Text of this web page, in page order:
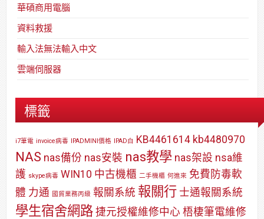
華碩商用電腦
資料救援
輸入法無法輸入中文
雲端伺服器
標籤
i7筆電 invoice病毒 IPADMINI價格 IPAD白 KB4461614 kb4480970
NAS nas備份 nas安裝 nas教學 nas架設 nsa維
護 skype病毒 WIN10 中古機櫃 二手機櫃 何進來 免費防毒軟
體 力通 國貿業務丙級 報關系統 報關行 士通報關系統
學生宿舍網路 捷元授權維修中心 梧棲筆電維修